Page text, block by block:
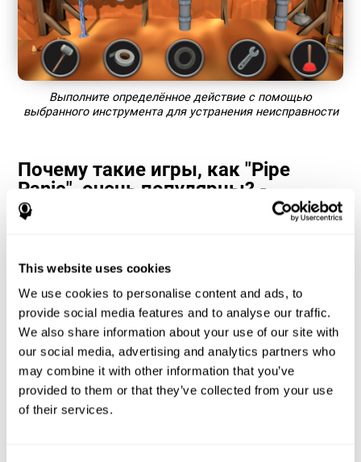
This website uses cookies
We use cookies to personalise content and ads, to
provide social media features and to analyse our traffic.
We also share information about your use of our site with
our social media, advertising and analytics partners who
may combine it with other information that you’ve
provided to them or that they’ve collected from your use
of their services.
Выполните определённое действие с помощью
выбранного инструмента для устранения неисправности
Почему такие игры, как "Pipe
Panic", очень популярны? -
История
пользователям управлять своими когнитивными ресурсами
ставить всё более сложные цели, которые потребуют
большей развитости задействованных когнитивных
способностей, что также способствует их стимуляции.
Как игра "Pipe Panic" помогает
улучшить мои когнитивные
способности?